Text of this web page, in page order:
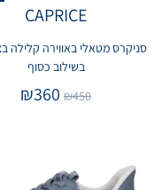
CAPRICE
סניקרס מטאלי באווירה קלילה
בשילוב כסוף
₪450
₪360